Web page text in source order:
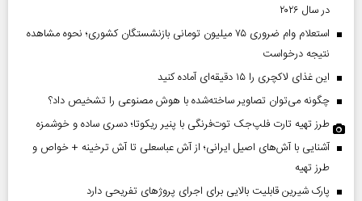
در سال ۲۰۲۶
استعلام وام ضروری ۷۵ میلیون تومانی بازنشستگان کشوری؛ نحوه مشاهده
نتیجه درخواست
این غذای لاکچری را ۱۵ دقیقه‌ای آماده کنید
چگونه می‌توان تصاویر ساخته‌شده با هوش مصنوعی را تشخیص داد؟
طرز تهیه تارت فلپ‌جک توت‌فرنگی با پنیر ریکوتا؛ دسری ساده و خوشمزه
آشنایی با آش‌های اصیل ایرانی؛ از آش عباسعلی تا آش ترخینه + خواص و
طرز تهیه
پارک شیرین قابلیت‌ بالایی برای اجرای پروژهای تفریحی دارد